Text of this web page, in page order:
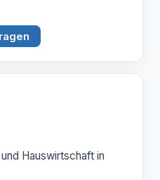
Hauswirtschaft in